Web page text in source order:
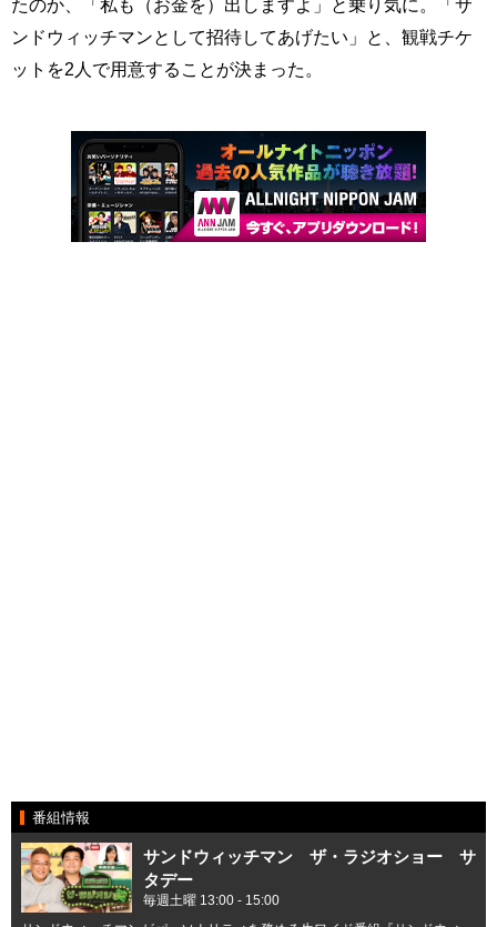
たのか、「私も（お金を）出しますよ」と乗り気に。「サ
ンドウィッチマンとして招待してあげたい」と、観戦チケ
ットを2人で用意することが決まった。
番組情報
サンドウィッチマン ザ・ラジオショー サ
タデー
毎週土曜 13:00 - 15:00